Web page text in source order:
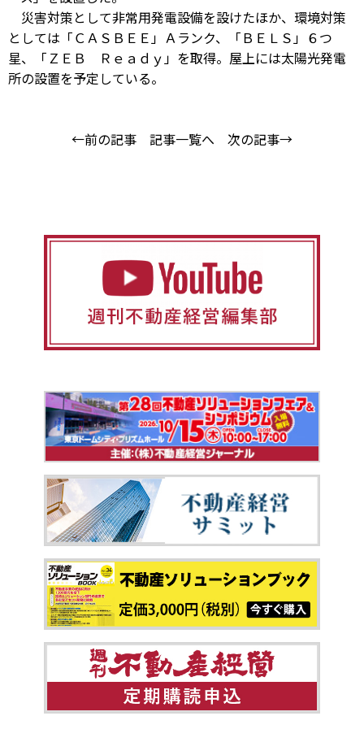
災害対策として非常用発電設備を設けたほか、環境対策
としては「ＣＡＳＢＥＥ」Ａランク、「ＢＥＬＳ」６つ
星、「ＺＥＢ Ｒｅａｄｙ」を取得。屋上には太陽光発電
所の設置を予定している。
←前の記事 記事一覧へ 次の記事→